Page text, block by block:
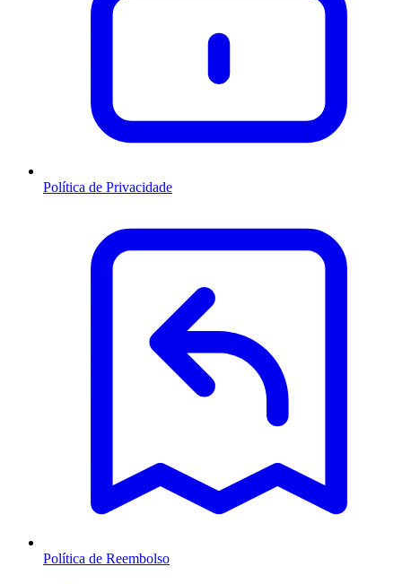
Política de Privacidade
Política de Reembolso